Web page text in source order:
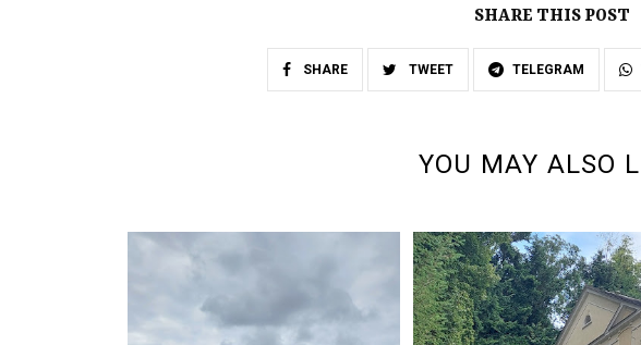
SHARE THIS POST
SHARE TWEET TELEGRAM
YOU MAY ALSO